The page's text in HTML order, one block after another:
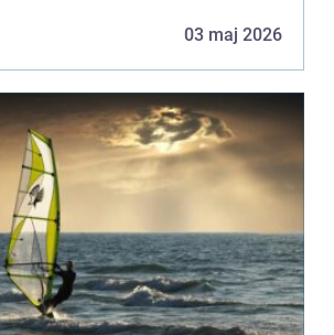
03 maj 2026